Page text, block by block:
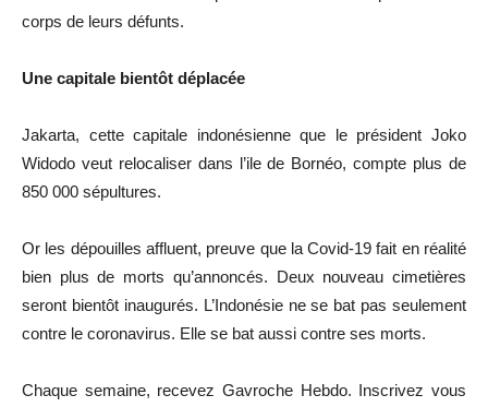
corps de leurs défunts.
Une capitale bientôt déplacée
Jakarta, cette capitale indonésienne que le président Joko
Widodo veut relocaliser dans l’ile de Bornéo, compte plus de
850 000 sépultures.
Or les dépouilles affluent, preuve que la Covid-19 fait en réalité
bien plus de morts qu’annoncés. Deux nouveau cimetières
seront bientôt inaugurés. L’Indonésie ne se bat pas seulement
contre le coronavirus. Elle se bat aussi contre ses morts.
Chaque semaine, recevez Gavroche Hebdo. Inscrivez vous